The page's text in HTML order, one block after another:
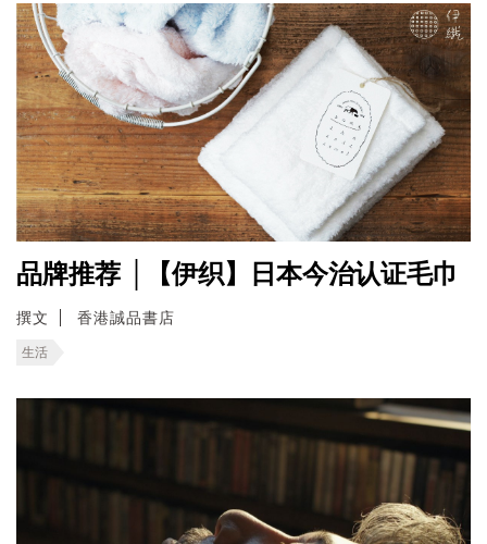
品牌推荐 │【伊织】日本今治认证毛巾
撰文 香港誠品書店
生活